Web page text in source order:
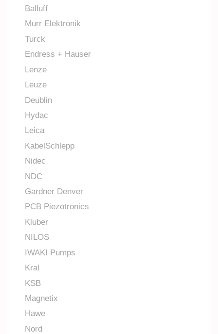
Balluff
Murr Elektronik
Turck
Endress + Hauser
Lenze
Leuze
Deublin
Hydac
Leica
KabelSchlepp
Nidec
NDC
Gardner Denver
PCB Piezotronics
Kluber
NILOS
IWAKI Pumps
Kral
KSB
Magnetix
Hawe
Nord